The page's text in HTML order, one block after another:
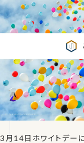
3月14日ホワイトデーに